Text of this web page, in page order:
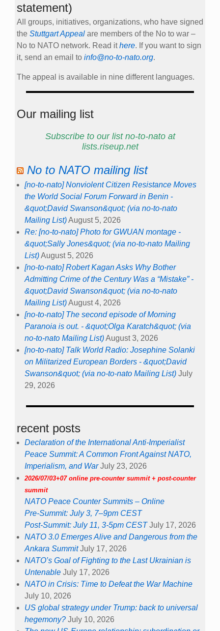
statement)
All groups, initiatives, organizations, who have signed
the Stuttgart Appeal are members of the No to war –
No to NATO network. Read ithere. If you want to sign
it, send an email to info@no-to-nato.org.
The appeal is available in nine different languages.
Our mailing list
Subscribe to our list no-to-nato at
lists.riseup.net
No to NATO mailing list
[no-to-nato] Nonviolent Citizen Resistance Moves
the World Social Forum Forward in Benin -
&quot;David Swanson&quot; (via no-to-nato
Mailing List)August 5, 2026
Re: [no-to-nato] Photo for GWUAN montage -
&quot;Sally Jones&quot; (via no-to-nato Mailing
List)August 5, 2026
[no-to-nato] Robert Kagan Asks Why Bother
Admitting Crime of the Century Was a “Mistake” -
&quot;David Swanson&quot; (via no-to-nato
Mailing List)August 4, 2026
[no-to-nato] The second episode of Morning
Paranoia is out. - &quot;Olga Karatch&quot; (via
no-to-nato Mailing List)August 3, 2026
[no-to-nato] Talk World Radio: Josephine Solanki
on Militarized European Borders - &quot;David
Swanson&quot; (via no-to-nato Mailing List) July
29, 2026
recent posts
Declaration of the International Anti-Imperialist
Peace Summit: A Common Front Against NATO,
Imperialism, and War July 23, 2026
2026/07/03+07 online pre-counter summit + post-counter
summit
NATO Peace Counter Summits – Online
Pre-Summit: July 3, 7–9pm CEST
Post-Summit: July 11, 3-5pm CEST July 17, 2026
NATO 3.0 Emerges Alive and Dangerous from the
Ankara Summit July 17, 2026
NATO’s Goal of Fighting to the Last Ukrainian is
Untenable July 17, 2026
NATO in Crisis: Time to Defeat the War Machine
July 10, 2026
US global strategy under Trump: back to universal
hegemony? July 10, 2026